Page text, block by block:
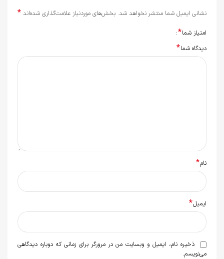
نشانی ایمیل شما منتشر نخواهد شد. بخش‌های موردنیاز علامت‌گذاری شده‌اند *
امتیاز شما*
دیدگاه شما*
نام*
ایمیل*
ذخیره نام، ایمیل و وبسایت من در مرورگر برای زمانی که دوباره دیدگاهی
می‌نویسم.